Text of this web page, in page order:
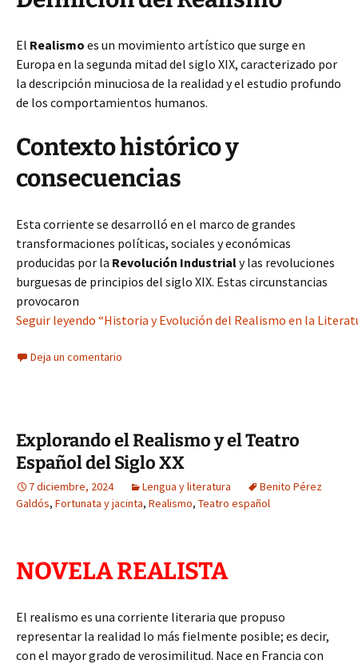
El Realismo es un movimiento artístico que surge en
Europa en la segunda mitad del siglo XIX, caracterizado por
la descripción minuciosa de la realidad y el estudio profundo
de los comportamientos humanos.
Contexto histórico y
consecuencias
Esta corriente se desarrolló en el marco de grandes
transformaciones políticas, sociales y económicas
producidas por la Revolución Industrialy las revoluciones
burguesas de principios del siglo XIX. Estas circunstancias
provocaron
Seguir leyendo “Historia y Evolución del Realismo en la
Deja un comentario
Explorando el Realismo y el Teatro
Español del Siglo XX
7 diciembre, 2024 Lengua y literatura
Benito Pérez
Galdós, Fortunata y jacinta, Realismo, Teatro español
NOVELA REALISTA
El realismo es una corriente literaria que propuso
representar la realidad lo más fielmente posible; es decir,
con el mayor grado de verosimilitud. Nace en Francia con